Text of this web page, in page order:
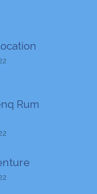
Rum